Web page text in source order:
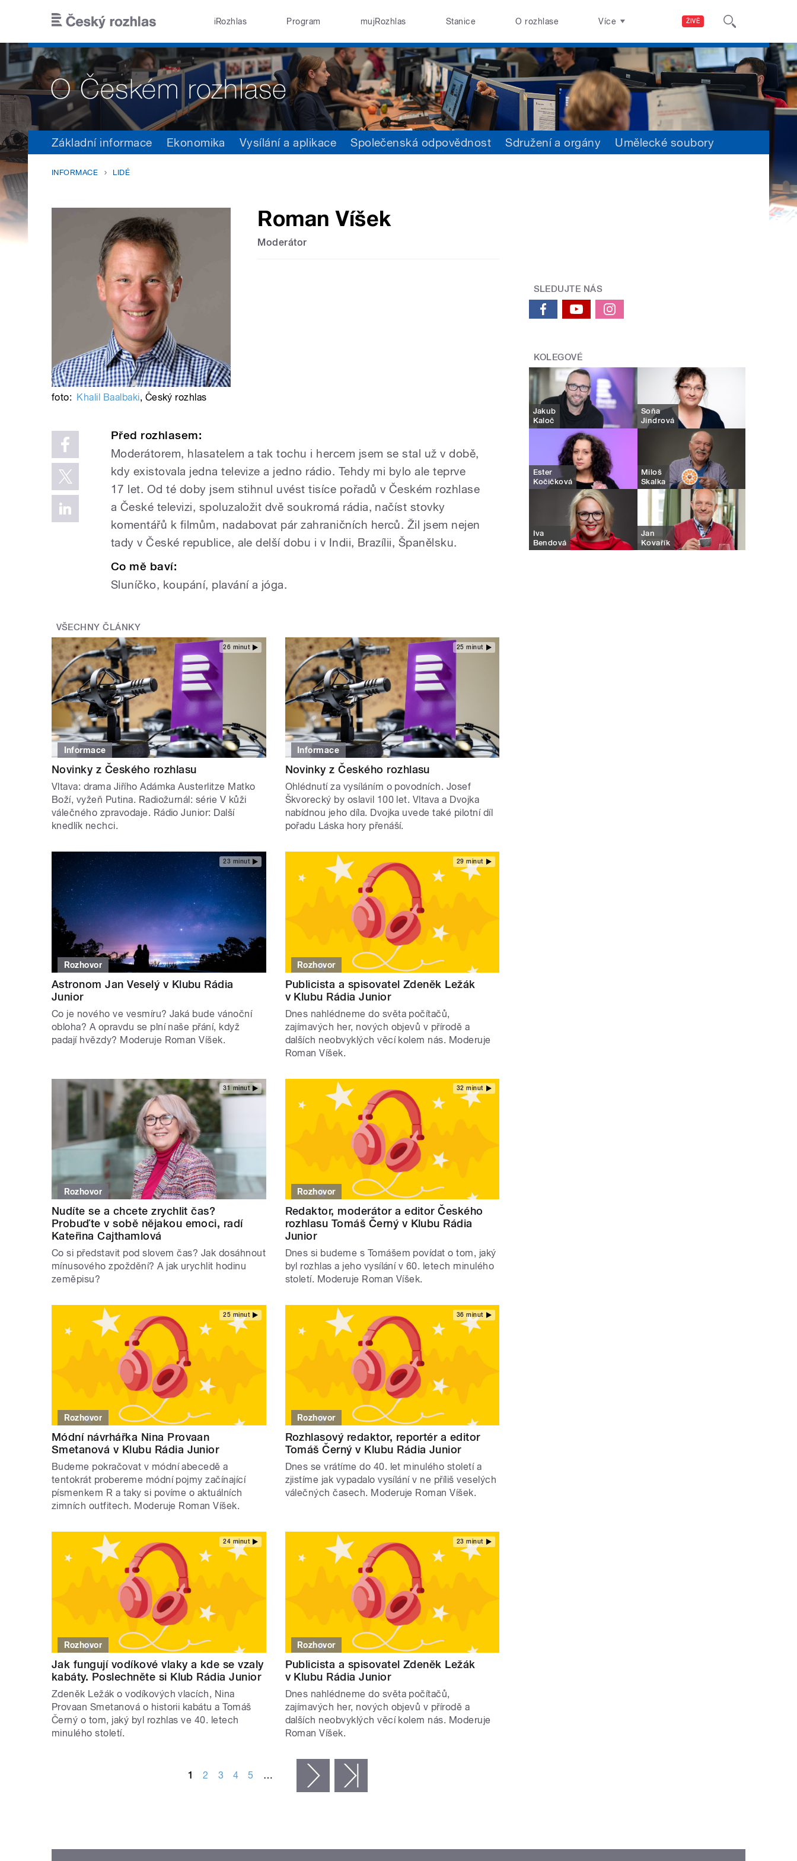
ŽIVĚ
iRozhlas Program mujRozhlas Stanice O rozhlase Více
Základní informace Ekonomika Vysílání a aplikace Společenská odpovědnost Sdružení a orgány Umělecké soubory
INFORMACE LIDÉ
Roman Víšek
Moderátor
foto: Khalil Baalbaki, Český rozhlas
Před rozhlasem:
Moderátorem, hlasatelem a tak tochu i hercem jsem se stal už v době,
kdy existovala jedna televize a jedno rádio. Tehdy mi bylo ale teprve
17 let. Od té doby jsem stihnul uvést tisíce pořadů v Českém rozhlase
a České televizi, spoluzaložit dvě soukromá rádia, načíst stovky
komentářů k filmům, nadabovat pár zahraničních herců. Žil jsem nejen
tady v České republice, ale delší dobu i v Indii, Brazílii, Španělsku.
Co mě baví:
Sluníčko, koupání, plavání a jóga.
VŠECHNY ČLÁNKY
26 minut
Informace
Novinky z Českého rozhlasu
Vltava: drama Jiřího Adámka Austerlitze Matko
Boží, vyžeň Putina. Radiožurnál: série V kůži
válečného zpravodaje. Rádio Junior: Další
knedlík nechci.
25 minut
Informace
Novinky z Českého rozhlasu
Ohlédnutí za vysíláním o povodních. Josef
Škvorecký by oslavil 100 let. Vltava a Dvojka
nabídnou jeho díla. Dvojka uvede také pilotní díl
pořadu Láska hory přenáší.
23 minut
Rozhovor
Astronom Jan Veselý v Klubu Rádia
Junior
Co je nového ve vesmíru? Jaká bude vánoční
obloha? A opravdu se plní naše přání, když
padají hvězdy? Moderuje Roman Víšek.
29 minut
Rozhovor
Publicista a spisovatel Zdeněk Ležák
v Klubu Rádia Junior
Dnes nahlédneme do světa počítačů,
zajímavých her, nových objevů v přírodě a
dalších neobvyklých věcí kolem nás. Moderuje
Roman Víšek.
31 minut
Rozhovor
Nudíte se a chcete zrychlit čas?
Probuďte v sobě nějakou emoci, radí
Kateřina Cajthamlová
Co si představit pod slovem čas? Jak dosáhnout
mínusového zpoždění? A jak urychlit hodinu
zeměpisu?
32 minut
Rozhovor
Redaktor, moderátor a editor Českého
rozhlasu Tomáš Černý v Klubu Rádia
Junior
Dnes si budeme s Tomášem povídat o tom, jaký
byl rozhlas a jeho vysílání v 60. letech minulého
století. Moderuje Roman Víšek.
25 minut
Rozhovor
Módní návrhářka Nina Provaan
Smetanová v Klubu Rádia Junior
Budeme pokračovat v módní abecedě a
tentokrát probereme módní pojmy začínající
písmenkem R a taky si povíme o aktuálních
zimních outfitech. Moderuje Roman Víšek.
36 minut
Rozhovor
Rozhlasový redaktor, reportér a editor
Tomáš Černý v Klubu Rádia Junior
Dnes se vrátíme do 40. let minulého století a
zjistíme jak vypadalo vysílání v ne příliš veselých
válečných časech. Moderuje Roman Víšek.
24 minut
Rozhovor
Jak fungují vodíkové vlaky a kde se vzaly
kabáty. Poslechněte si Klub Rádia Junior
Zdeněk Ležák o vodíkových vlacích, Nina
Provaan Smetanová o historii kabátu a Tomáš
Černý o tom, jaký byl rozhlas ve 40. letech
minulého století.
23 minut
Rozhovor
Publicista a spisovatel Zdeněk Ležák
v Klubu Rádia Junior
Dnes nahlédneme do světa počítačů,
zajímavých her, nových objevů v přírodě a
dalších neobvyklých věcí kolem nás. Moderuje
Roman Víšek.
1 2 3 4 5 … následující ›
SLEDUJTE NÁS
KOLEGOVÉ
Jakub
Kaloč
Soňa
Jindrová
Ester
Kočičková
Miloš
Skalka
Iva
Bendová
Jan
Kovařík